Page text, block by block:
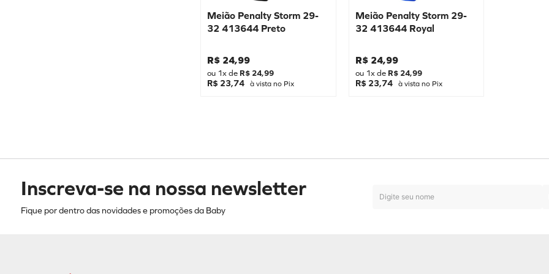
Meião Penalty Storm 29-
32 413644 Preto
R$ 24,99
ou 1x de R$ 24,99
R$ 23,74 à vista no Pix
Meião Penalty Storm 29-
32 413644 Royal
R$ 24,99
ou 1x de R$ 24,99
R$ 23,74 à vista no Pix
Inscreva-se na nossa newsletter
Fique por dentro das novidades e promoções da Baby